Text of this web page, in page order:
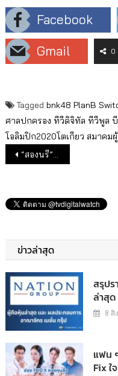
Facebook
Gmail
0
Tagged bnk48 PlanB
ศาลปกครอง ทีวีดิจิทัล ทีวีพูล
โอลิมปิก2020โตเกียว สมาคม
แนะแนวเรื่อง
“สองนรี” ฉุดช่อง 7 กลับขึ้นอันดับ 1 ยอดผู้ชมออนไลน์ AIS Play เดือนส.ค.62
ข่าวล่าสุด
สรุปร
ล่าสุ
8 สิ
แฟน
Fix ใ